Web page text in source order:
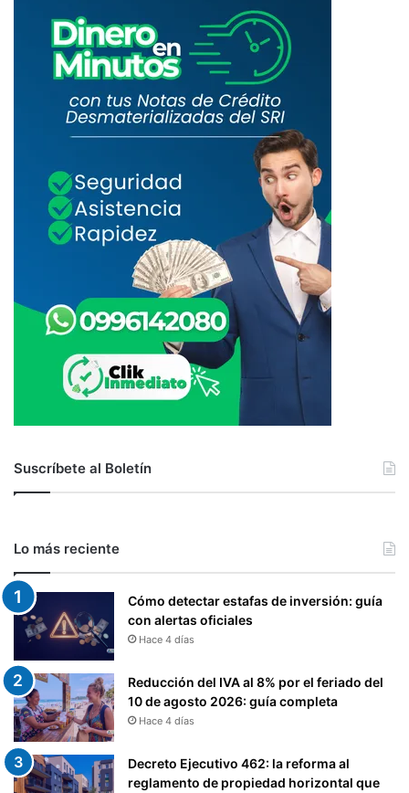
Suscríbete al Boletín
Lo más reciente
Cómo detectar estafas de inversión: guía
con alertas oficiales
Hace 4 días
Reducción del IVA al 8% por el feriado del
10 de agosto 2026: guía completa
Hace 4 días
Decreto Ejecutivo 462: la reforma al
reglamento de propiedad horizontal que